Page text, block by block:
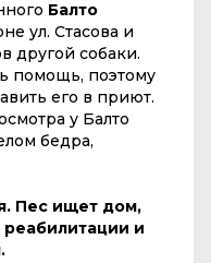
Балто
ул. Стасова и
другой собаки.
помощь, поэтому
его в приют.
у Балто
бедра,
Пес ищет дом,
и